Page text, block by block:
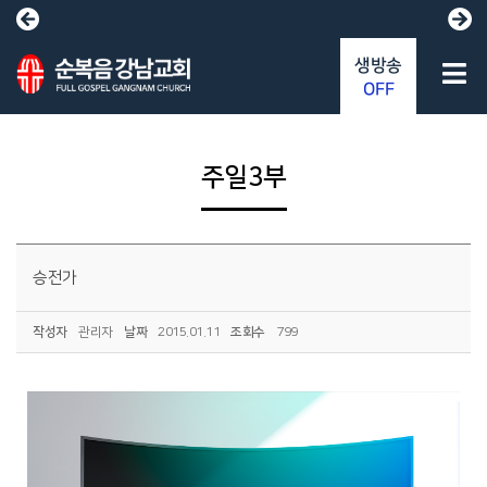
주일3부
승전가
작성자 관리자 날짜 2015.01.11 조회수 799
생방송
OFF